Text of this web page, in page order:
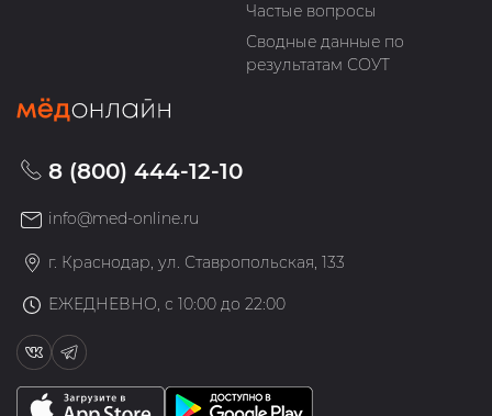
Частые вопросы
Сводные данные по
результатам СОУТ
8 (800) 444-12-10
info@med-online.ru
г. Краснодар, ул. Ставропольская, 133
ЕЖЕДНЕВНО, с 10:00 до 22:00